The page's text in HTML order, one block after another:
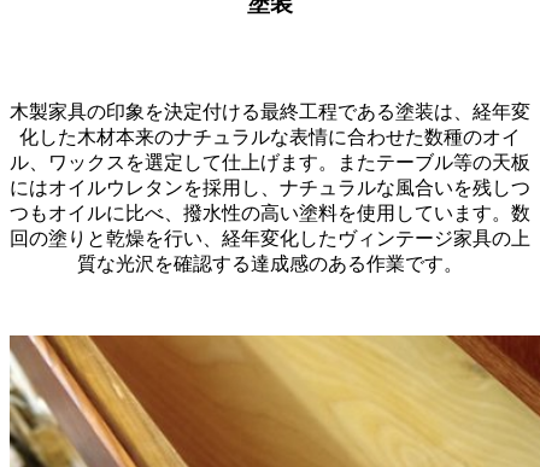
木製家具の印象を決定付ける最終工程である塗装は、経年変
化した木材本来のナチュラルな表情に合わせた数種のオイ
ル、ワックスを選定して仕上げます。またテーブル等の天板
にはオイルウレタンを採用し、ナチュラルな風合いを残しつ
つもオイルに比べ、撥水性の高い塗料を使用しています。数
回の塗りと乾燥を行い、経年変化したヴィンテージ家具の上
質な光沢を確認する達成感のある作業です。